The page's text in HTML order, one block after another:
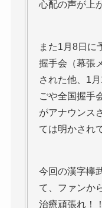
心配の声が上
また1月8日に
握手会（幕張
された他、1
ごや全国握手
がアナウンス
ては明かされ
今回の漢字欅
て、ファンか
治療頑張れ！